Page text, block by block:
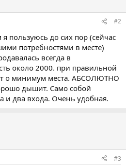
#2
пользуюсь до сих пор (сейчас
потребностями в месте)
всегда в
около 2000. при правильной
о минимум места. АБСОЛЮТНО
дышит. Само собой
и два входа. Очень удобная.
#3